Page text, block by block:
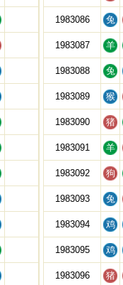
1983086 兔
1983087 羊
1983088 兔
1983089 猴
1983090 猪
1983091 羊
1983092 狗
1983093 兔
1983094 鸡
1983095 鸡
1983096 猪